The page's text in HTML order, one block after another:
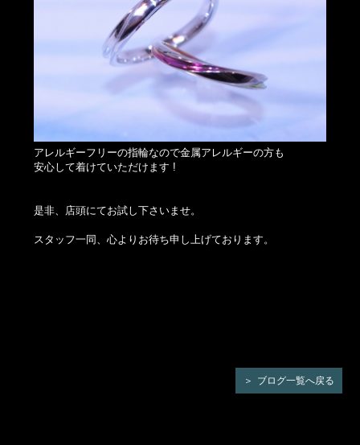
アレルギーフリーの指輪なので金属アレルギーの方も
安心して着けていただけます !
是非、店頭にてお試し下さいませ。
スタッフ一同、心よりお待ち申し上げております。
ブログ一覧へ戻る